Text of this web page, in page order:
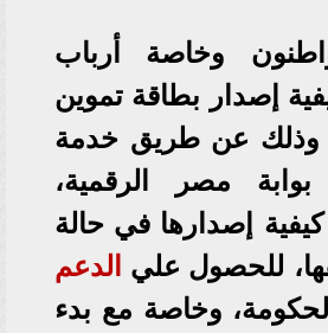
وخاصة أرباب
إصدار بطاقة تموين
2023 وذلك عن طريق خدمة
مصر الرقمية،
كيفية إصدارها في حالة
للحصول علي الدعم
وخاصة مع بدء